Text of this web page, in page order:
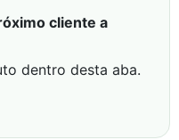
cliente a
dentro desta aba.